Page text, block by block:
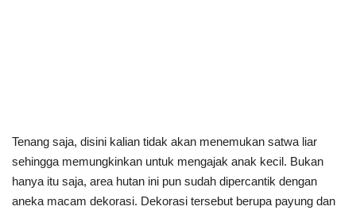
Tenang saja, disini kalian tidak akan menemukan satwa liar
sehingga memungkinkan untuk mengajak anak kecil. Bukan
hanya itu saja, area hutan ini pun sudah dipercantik dengan
aneka macam dekorasi. Dekorasi tersebut berupa payung dan